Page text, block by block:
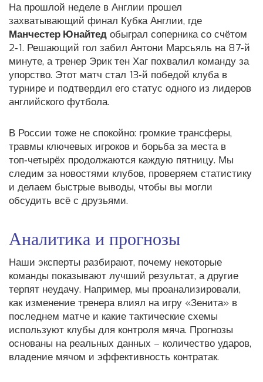
На прошлой неделе в Англии прошел
захватывающий финал Кубка Англии, где
Манчестер Юнайтед обыграл соперника со счётом
2‑1. Решающий гол забил Антони Марсьяль на 87‑й
минуте, а тренер Эрик тен Хаг похвалил команду за
упорство. Этот матч стал 13‑й победой клуба в
турнире и подтвердил его статус одного из лидеров
английского футбола.
В России тоже не спокойно: громкие трансферы,
травмы ключевых игроков и борьба за места в
топ‑четырёх продолжаются каждую пятницу. Мы
следим за новостями клубов, проверяем статистику
и делаем быстрые выводы, чтобы вы могли
обсудить всё с друзьями.
Аналитика и прогнозы
Наши эксперты разбирают, почему некоторые
команды показывают лучший результат, а другие
терпят неудачу. Например, мы проанализировали,
как изменение тренера влиял на игру «Зенита» в
последнем матче и какие тактические схемы
используют клубы для контроля мяча. Прогнозы
основаны на реальных данных – количество ударов,
владение мячом и эффективность контратак.